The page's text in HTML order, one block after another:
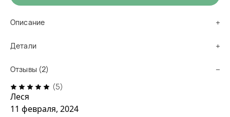
Описание
Детали
Отзывы (2)
(5)
Леся
11 февраля, 2024